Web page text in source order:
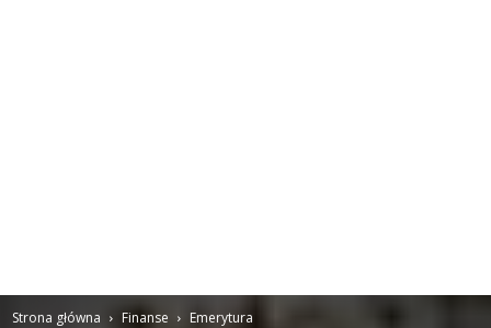
Strona główna Finanse Emerytura